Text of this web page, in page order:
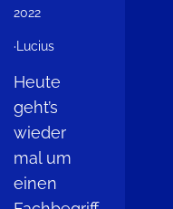
2022
·Lucius
Heute
geht’s
wieder
mal um
einen